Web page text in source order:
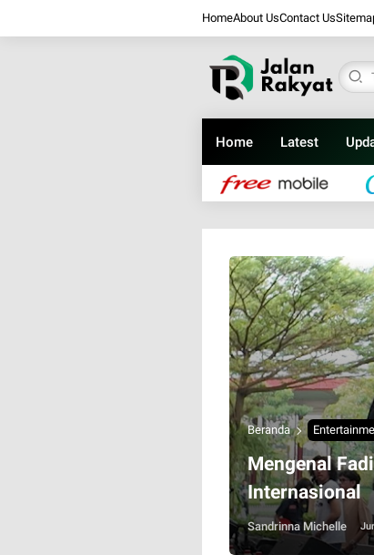
HomeAbout UsContact Us
Home Latest
Beranda
Mengenal
Internasional
Sandrinna Michelle